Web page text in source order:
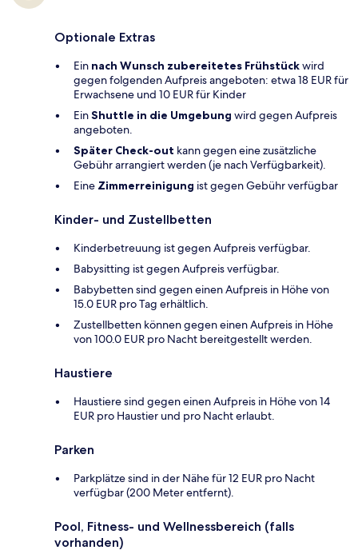
Optionale Extras
Ein nach Wunsch zubereitetes Frühstückwird
gegen folgenden Aufpreis angeboten: etwa 18 EUR für
Erwachsene und 10 EUR für Kinder
EinShuttle in die Umgebung wird gegen Aufpreis
angeboten.
Später Check-out kann gegen eine zusätzliche
Gebühr arrangiert werden (je nach Verfügbarkeit).
Eine Zimmerreinigung ist gegen Gebühr verfügbar
Kinder- und Zustellbetten
Kinderbetreuung ist gegen Aufpreis verfügbar.
Babysitting ist gegen Aufpreis verfügbar.
Babybetten sind gegen einen Aufpreis in Höhe von
15.0 EUR pro Tag erhältlich.
Zustellbetten können gegen einen Aufpreis in Höhe
von 100.0 EUR pro Nacht bereitgestellt werden.
Haustiere
Haustiere sind gegen einen Aufpreis in Höhe von 14
EUR pro Haustier und pro Nacht erlaubt.
Parken
Parkplätze sind in der Nähe für 12 EUR pro Nacht
verfügbar (200 Meter entfernt).
Pool, Fitness- und Wellnessbereich (falls
vorhanden)